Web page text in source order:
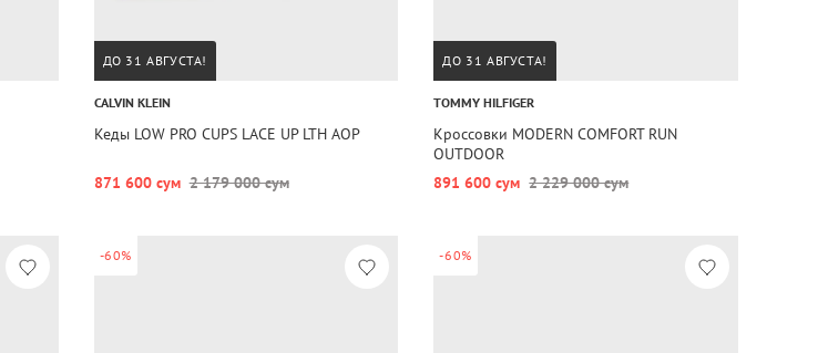
ДО 31 АВГУСТА!
CALVIN KLEIN
Кеды LOW PRO CUPS LACE UP LTH AOP
871 600 сум 2 179 000 сум
ДО 31 АВГУСТА!
TOMMY HILFIGER
Кроссовки MODERN COMFORT RUN
OUTDOOR
891 600 сум 2 229 000 сум
-60% -60%